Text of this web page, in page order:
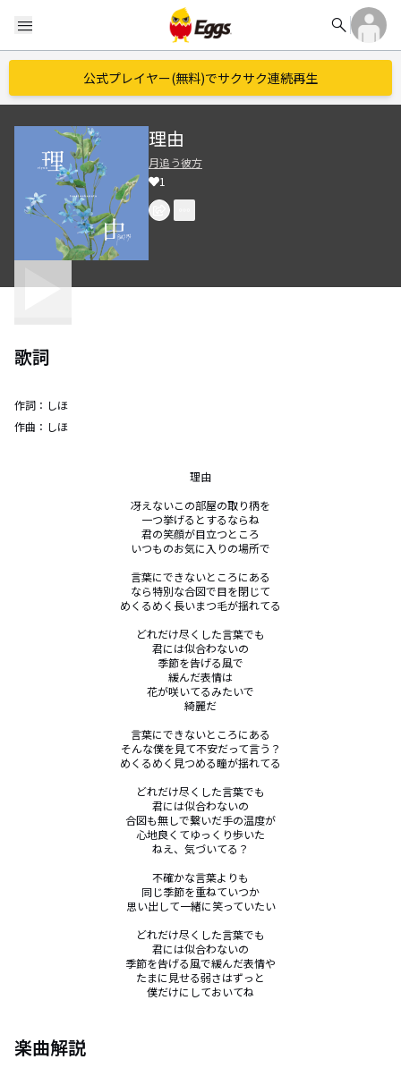
menu search
公式プレイヤー(無料)でサクサク連続再生
理由
月追う彼方
1
歌詞
作詞： しほ
作曲： しほ
理由
冴えないこの部屋の取り柄を
一つ挙げるとするならね
君の笑顔が目立つところ
いつものお気に入りの場所で
言葉にできないところにある
なら特別な合図で目を閉じて
めくるめく長いまつ毛が揺れてる
どれだけ尽くした言葉でも
君には似合わないの
季節を告げる風で
緩んだ表情は
花が咲いてるみたいで
綺麗だ
言葉にできないところにある
そんな僕を見て不安だって言う？
めくるめく見つめる瞳が揺れてる
どれだけ尽くした言葉でも
君には似合わないの
合図も無しで繋いだ手の温度が
心地良くてゆっくり歩いた
ねえ、気づいてる？
不確かな言葉よりも
同じ季節を重ねていつか
思い出して一緒に笑っていたい
どれだけ尽くした言葉でも
君には似合わないの
季節を告げる風で緩んだ表情や
たまに見せる弱さはずっと
僕だけにしておいてね
楽曲解説